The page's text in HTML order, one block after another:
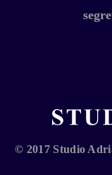
© 2017 Studio